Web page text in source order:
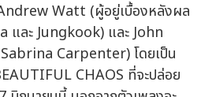
Watt (ผู้อยู่เบื้องหลังผล
และ Jungkook) และ John
Carpenter) โดยเป็น
CHAOS ที่จะปล่อย